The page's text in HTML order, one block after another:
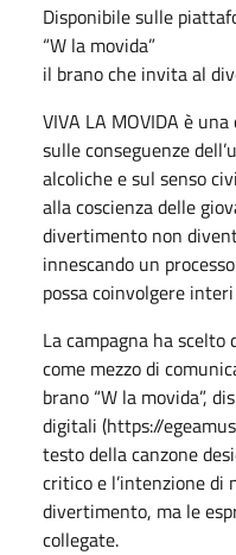
Disponibile sulle
“W la movida”
il brano che invita al
VIVA LA MOVIDA è
sulle conseguenze
alcoliche e sul senso
alla coscienza delle
divertimento non
innescando un
possa coinvolgere
La campagna ha
come mezzo di
brano “W la movida”,
digitali (https://
testo della canzone
critico e l’intenzione di
divertimento, ma le
collegate.